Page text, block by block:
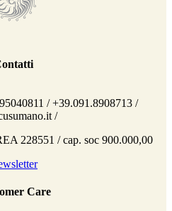
/ +39.091.8908713 /
/
228551 / cap. soc 900.000,00
Care